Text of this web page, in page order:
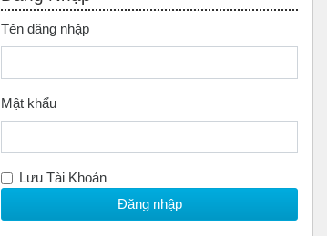
Tên đăng nhập
Mật khẩu
Lưu Tài Khoản